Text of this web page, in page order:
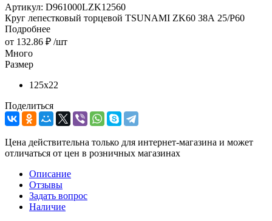
Артикул: D961000LZK12560
Круг лепестковый торцевой TSUNAMI ZK60 38А 25/Р60
Подробнее
от 132.86 ₽ /шт
Много
Размер
125х22
Поделиться
Цена действительна только для интернет-магазина и может
отличаться от цен в розничных магазинах
Описание
Отзывы
Задать вопрос
Наличие